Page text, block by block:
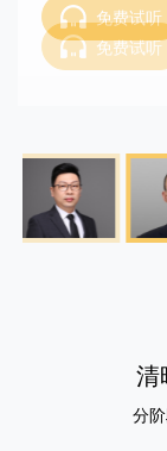
免费试听
个：学以致用。
免费试听
免费试听
免费试听
清
分